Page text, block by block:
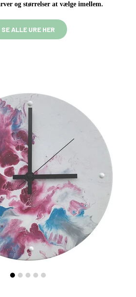
og størrelser at vælge imellem.
SE ALLE URE HER